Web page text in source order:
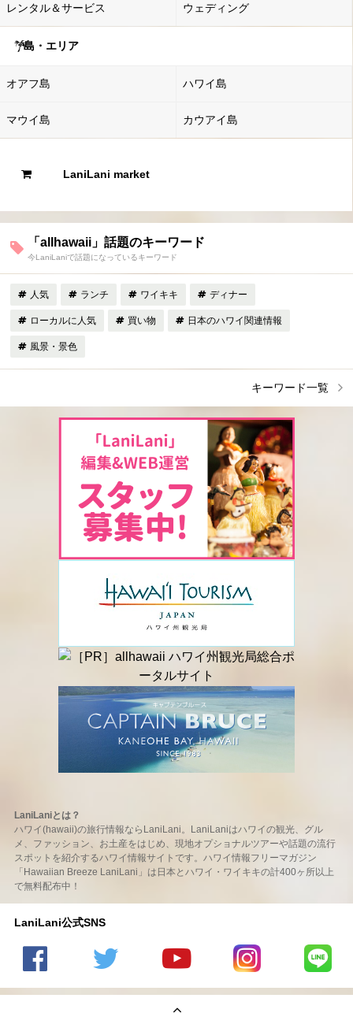
レンタル＆サービス ウェディング
島・エリア
オアフ島 ハワイ島
マウイ島 カウアイ島
LaniLani market
「allhawaii」話題のキーワード
今LaniLaniで話題になっているキーワード
人気 ランチ ワイキキ ディナー
ローカルに人気 買い物 日本のハワイ関連情報
風景・景色
キーワード一覧
LaniLaniとは？
ハワイ(hawaii)の旅行情報ならLaniLani。LaniLaniはハワイの観光、グル
メ、ファッション、お土産をはじめ、現地オプショナルツアーや話題の流行
スポットを紹介するハワイ情報サイトです。ハワイ情報フリーマガジン
「Hawaiian Breeze LaniLani」は日本とハワイ・ワイキキの計400ヶ所以上
で無料配布中！
LaniLani公式SNS
の
のtwitter
の
LaniLani
LaniLani